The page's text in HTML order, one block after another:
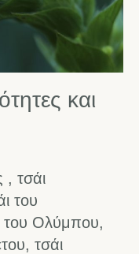
και
, τσάι
του
του Ολύμπου,
τσάι